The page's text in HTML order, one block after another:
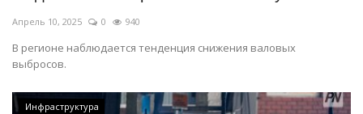
Апрель 10, 2025 0 940
В регионе наблюдается тенденция снижения валовых
выбросов.
Инфраструктура